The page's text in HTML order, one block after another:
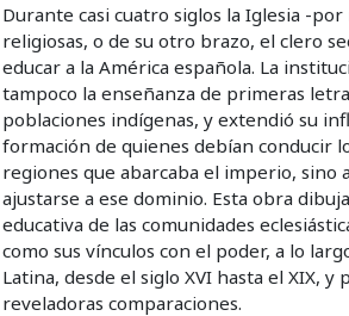
Durante casi cuatro siglos la Iglesia -
religiosas, o de su otro brazo, el clero
educar a la América española. La
tampoco la enseñanza de primeras
poblaciones indígenas, y extendió su
formación de quienes debían conducir
regiones que abarcaba el imperio, sino
ajustarse a ese dominio. Esta obra
educativa de las comunidades
como sus vínculos con el poder, a lo
Latina, desde el siglo XVI hasta el XIX, y
reveladoras comparaciones.